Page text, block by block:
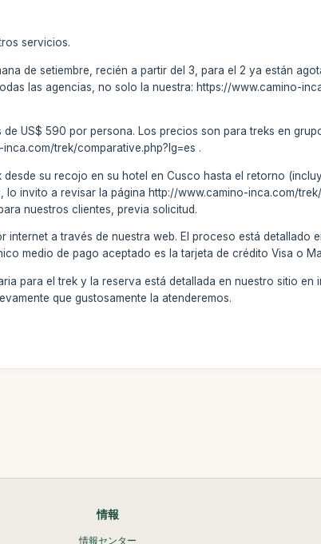
servicios.
de setiembre, recién a partir del 3, para el 2 ya están
las agencias, no solo la nuestra: https://www.camino-
US$ 590 por persona. Los precios son para treks en
trek/comparative.php?lg=es .
su recojo en su hotel en Cusco hasta el retorno
invito a revisar la página http://www.camino-inca.com/
nuestros clientes, previa solicitud.
internet a través de nuestra web. El proceso está detallado
medio de pago aceptado es la tarjeta de crédito Visa o
para el trek y la reserva está detallada en nuestro sitio en
que gustosamente la atenderemos.
情報
情報センター